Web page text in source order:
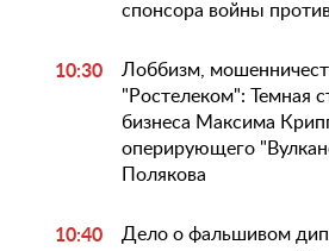
спонсора войны
10:30
Лоббизм,
"Ростелеком": Темная
бизнеса Максима
оперирующего
Полякова
10:40
Дело о фальшивом